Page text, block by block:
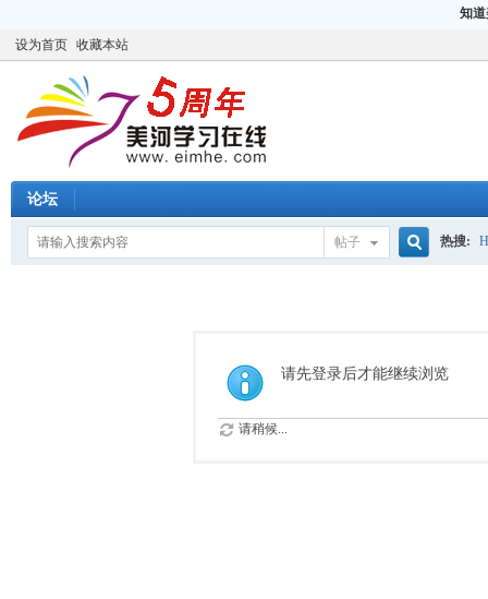
知
设为首页 收藏本站
论坛
帖子
索
热搜:
请先登录后才能继续浏览
请稍候...